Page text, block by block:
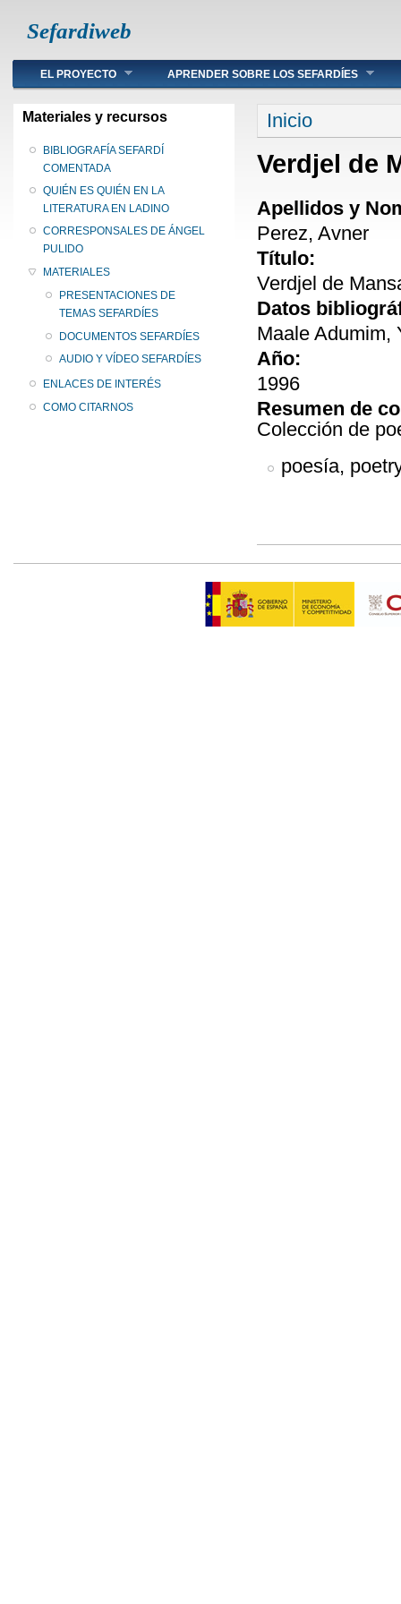
Sefardiweb
Main menu
EL PROYECTO APRENDER SOBRE LOS SEFARDÍES
Materiales y recursos
BIBLIOGRAFÍA SEFARDÍ
COMENTADA
QUIÉN ES QUIÉN EN LA
LITERATURA EN LADINO
CORRESPONSALES DE ÁNGEL
PULIDO
MATERIALES
PRESENTACIONES DE
TEMAS SEFARDÍES
DOCUMENTOS SEFARDÍES
AUDIO Y VÍDEO SEFARDÍES
ENLACES DE INTERÉS
COMO CITARNOS
Se encuentra
Inicio
Verdjel de
Apellidos y
Perez, Avner
Título:
Verdjel de
Datos
Maale Adumim,
Año:
1996
Resumen de
Colección de
poesía,